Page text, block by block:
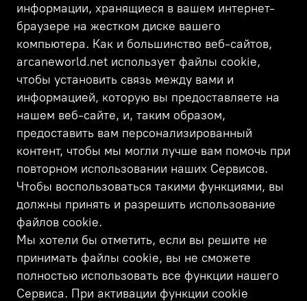
информации, хранящиеся в вашем интернет-
браузере на жестком диске вашего
компьютера. Как и большинство веб-сайтов,
arcaneworld.net использует файлы cookie,
чтобы установить связь между вами и
информацией, которую вы предоставляете на
нашем веб-сайте, и, таким образом,
предоставить вам персонализированный
контент, чтобы мы могли лучше вам помочь при
повторном использовании наших Сервисов.
Чтобы воспользоваться такими функциями, вы
должны принять и разрешить использование
файлов cookie.
Мы хотели бы отметить, если вы решите не
принимать файлы cookie, вы не сможете
полностью использовать все функции нашего
Сервиса. При активации функции cookie